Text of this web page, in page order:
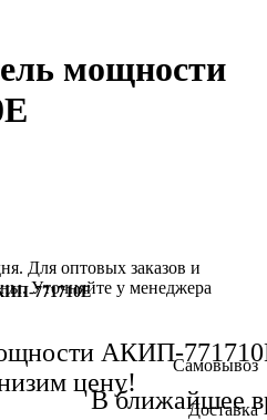
мощности
771710E
АКИП-
цену!
В ближайшее
Для оптовых заказов и
Уточняйте у менеджера
Самовывоз
Доставка